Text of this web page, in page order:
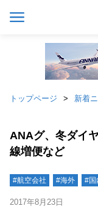
トップページ 新着
ANAグ、冬ダイ
線増便など
#航空会社 #海外 #国
2017年8月23日